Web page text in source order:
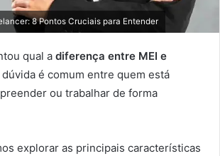
8 Pontos Cruciais para Entender
qual a diferença entre MEI e
dúvida é comum entre quem está
ou trabalhar de forma
explorar as principais características